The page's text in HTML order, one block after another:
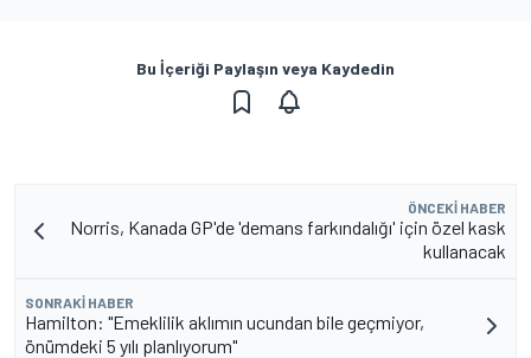
Bu İçeriği Paylaşın veya Kaydedin
ÖNCEKI HABER
Norris, Kanada GP'de 'demans farkındalığı' için özel kask
kullanacak
SONRAKI HABER
Hamilton: "Emeklilik aklımın ucundan bile geçmiyor,
önümdeki 5 yılı planlıyorum"